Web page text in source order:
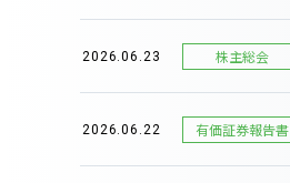
2026.06.23 株主総会
2026.06.22 有価証券報告書